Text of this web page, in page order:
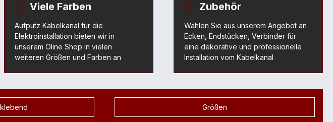
Viele Farben
Aufputz Kabelkanal für die
Elektroinstallation bieten wir in
unserem Oline Shop in vielen
weiteren Größen und Farben an
Zubehör
Wählen Sie aus unserem Angebot an
Ecken, Endstücken, Verbinder für
eine dekorative und professionelle
Installation vom Kabelkanal
Größen